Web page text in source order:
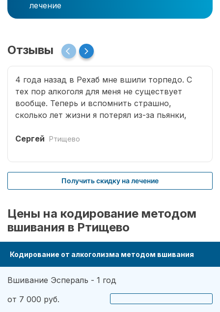
лечение
Отзывы
4 года назад в Рехаб мне вшили торпедо. С
тех пор алкоголя для меня не существует
вообще. Теперь и вспомнить страшно,
сколько лет жизни я потерял из-за пьянки,
мою новую жизнь.
Сергей Ртищево
Получить скидку на лечение
Цены на кодирование методом
вшивания в Ртищево
Кодирование от алкоголизма методом вшивания
Вшивание Эспераль - 1 год
от 7 000 руб.